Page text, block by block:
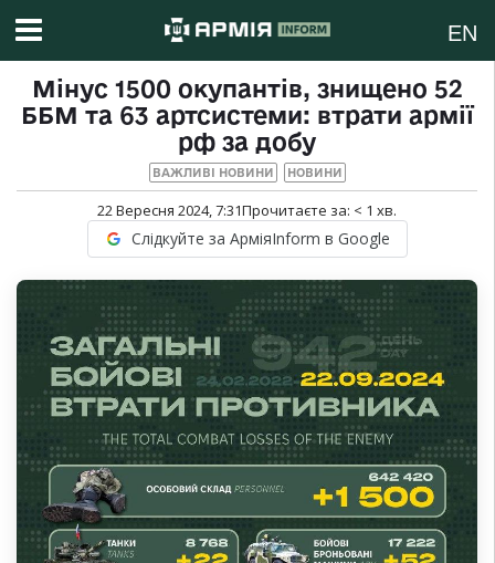
EN
Мінус 1500 окупантів, знищено 52
ББМ та 63 артсистеми: втрати армії
рф за добу
ВАЖЛИВІ НОВИНИ НОВИНИ
22 Вересня 2024, 7:31Прочитаєте за: < 1 хв.
Слідкуйте за АрміяInform в Google